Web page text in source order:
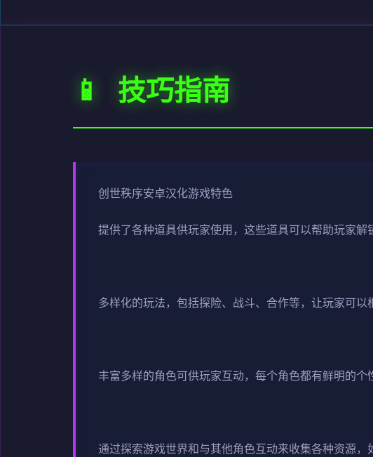
📱 技巧指南
创世秩序安卓汉化游戏特色
提供了各种道具供玩家使用，这些道具可以帮助玩家解
多样化的玩法，包括探险、战斗、合作等，让玩家可以
丰富多样的角色可供玩家互动，每个角色都有鲜明的个
通过探索游戏世界和与其他角色互动来收集各种资源，